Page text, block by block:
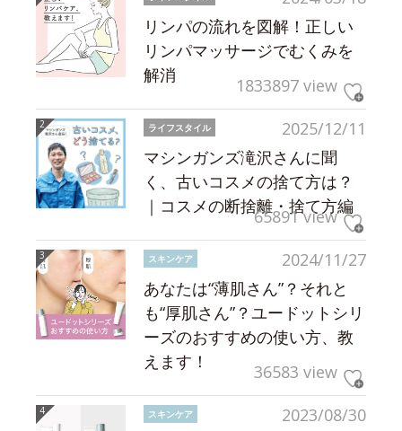
リンパの流れを図解！正しい
リンパマッサージでむくみを
解消
1833897 view
2025/12/11
ライフスタイル
マシンガンズ滝沢さんに聞
く、古いコスメの捨て方は？
｜コスメの断捨離・捨て方編
65891 view
2024/11/27
スキンケア
あなたは“薄肌さん”？それと
も“厚肌さん”？ユードットシリ
ーズのおすすめの使い方、教
えます！
36583 view
2023/08/30
スキンケア